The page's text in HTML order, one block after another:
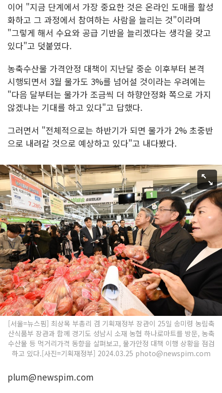
이어 "지금 단계에서 가장 중요한 것은 온라인 도매를 활성
화하고 그 과정에서 참여하는 사람을 늘리는 것"이라며
"그렇게 해서 수요와 공급 기반을 늘리겠다는 생각을 갖고
있다"고 덧붙였다.
농축수산물 가격안정 대책이 지난달 중순 이후부터 본격
시행되면서 3월 물가도 3%를 넘어설 것이라는 우려에는
"다음 달부터는 물가가 조금씩 더 하향안정화 쪽으로 가지
않겠냐는 기대를 하고 있다"고 답했다.
그러면서 "전체적으로는 하반기가 되면 물가가 2% 초중반
으로 내려갈 것으로 예상하고 있다"고 내다봤다.
[서울=뉴스핌] 최상목 부총리 겸 기획재정부 장관이 25일 송미령 농림축
산식품부 장관과 함께 경기도 성남시 소재 농협 하나로마트를 방문, 농축
수산물 등 먹거리가격 동향을 살펴보고, 물가안정 대책 이행 상황을 점검
하고 있다.[사진=기획재정부] 2024.03.25 photo@newspim.com
plum@newspim.com